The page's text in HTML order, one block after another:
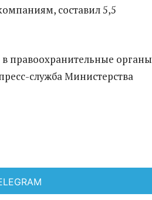
составил 5,5
правоохранительные органы
служба Министерства